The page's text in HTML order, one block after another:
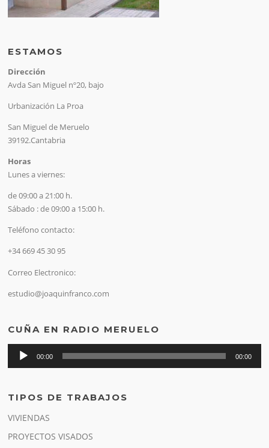
ESTAMOS
Dirección
Avda San Miguel nº20, bajo
Urbanización La Proa
San Miguel de Meruelo
39192.Cantabria
Horas
Lunes a viernes:
de 09:00 a 21:00 h.
Sábado : de 09:00 a 15:00 h.
Teléfono contacto:
+34 669 45 30 95
Correo Electronico:
estudio@joaquinfranco.com
CUÑA EN RADIO MERUELO
Reproductor
00:00 00:00
TIPOS DE TRABAJOS
VIVIENDAS
PROYECTOS VISADOS